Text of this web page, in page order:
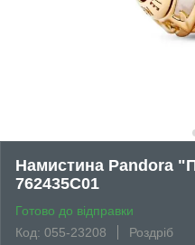
Намистина Pandora
762435C01
Готово до відправки
Код: 055-23208
Роздріб